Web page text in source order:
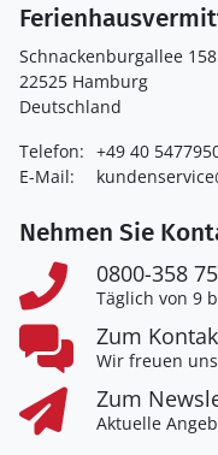
Schnackenburgallee 158
22525 Hamburg
Deutschland
Telefon: +49 40
E-Mail:
Nehmen Sie
0800-358
Täglich von 9
Zum
Wir freuen
Zum
Aktuelle